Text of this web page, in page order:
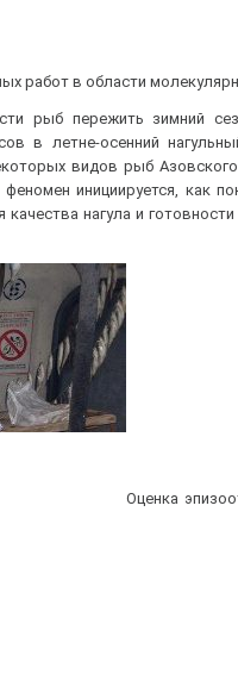
работ в области
рыб пережить зимний
в летне-осенний
видов рыб
инициируется, как
качества нагула и
Оценка